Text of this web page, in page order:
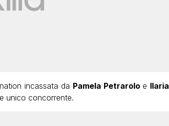
incassata da Pamela Petrarolo e Ilaria
unico concorrente.